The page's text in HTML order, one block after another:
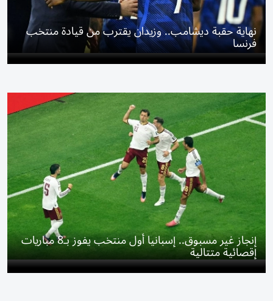
نهاية حقبة ديشامب.. وزيدان يقترب من قيادة منتخب
فرنسا
إنجاز غير مسبوق.. إسبانيا أول منتخب يفوز بـ8 مباريات
إقصائية متتالية